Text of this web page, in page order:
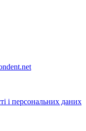
і персональних даних